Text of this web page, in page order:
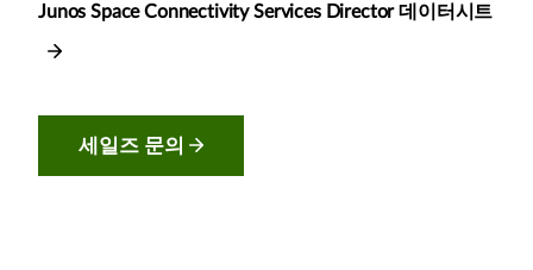
Junos Space Connectivity Services Director 데이터시트
세일즈 문의